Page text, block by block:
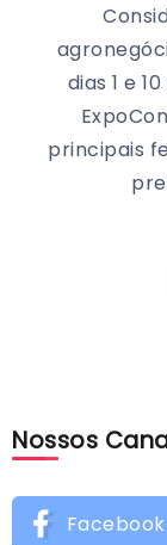
dias 1 e
principais
Nossos
Facebook